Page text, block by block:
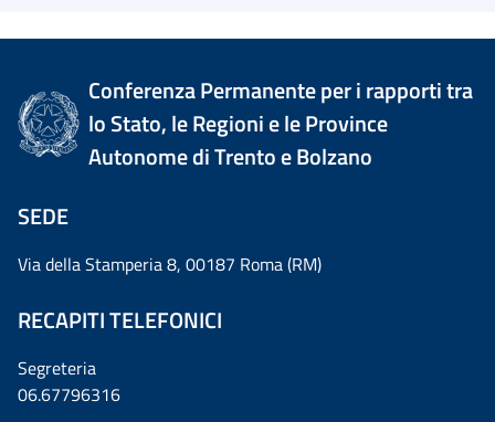
Conferenza Permanente per i rapporti tra
lo Stato, le Regioni e le Province
Autonome di Trento e Bolzano
SEDE
Via della Stamperia 8, 00187 Roma (RM)
RECAPITI TELEFONICI
Segreteria
06.67796316